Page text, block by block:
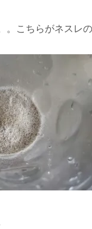
。こちらがネスレの